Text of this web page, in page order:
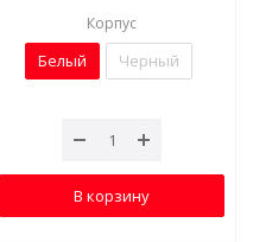
Корпус
Белый Черный
В корзину